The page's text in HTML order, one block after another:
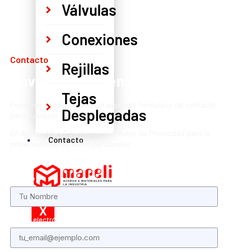
Válvulas
Conexiones
Rejillas
Tejas
Desplegadas
Contacto
X
Contacto
Envíanos un mensaje
Ponemos a tu disposición el siguiente formulario de contacto
para cualquier duda o comentario.
En Aceros Mareli contamos con Aviso de Privacidad para la
protección de tus datos personales.
Nombre
Correo electrónico